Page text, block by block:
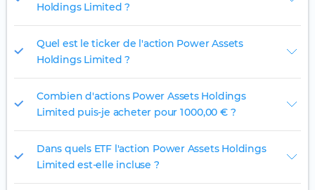
Holdings Limited ?
Quel est le ticker de l'action Power Assets
Holdings Limited ?
Combien d'actions Power Assets Holdings
Limited puis-je acheter pour 1 000,00 € ?
Dans quels ETF l'action Power Assets Holdings
Limited est-elle incluse ?